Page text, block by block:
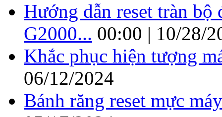
Hướng dẫn reset tràn bộ
G2000... 00:00 | 10/28/
Khắc phục hiện tượng
06/12/2024
Bánh răng reset mực